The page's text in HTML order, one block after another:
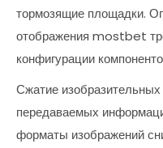
тормозящие площадки.
отображения mostbet
конфигурации
Сжатие
передаваемых
форматы изображений